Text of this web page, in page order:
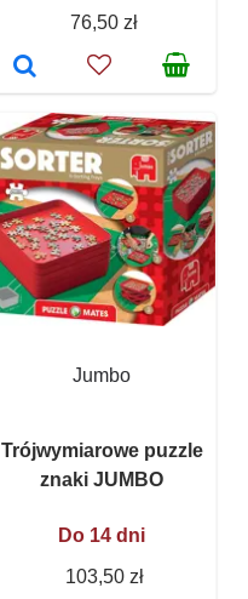
76,50 zł
Jumbo
Trójwymiarowe puzzle
znaki JUMBO
Do 14 dni
103,50 zł